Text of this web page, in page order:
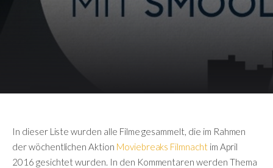
In dieser Liste wurden alle Filme gesammelt, die im Rahmen
der wöchentlichen Aktion Moviebreaks Filmnachtim April
2016 gesichtet wurden. In den Kommentaren werden Thema